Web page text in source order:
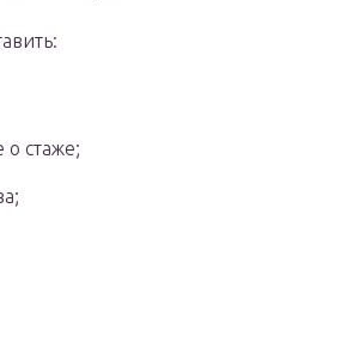
стаже;